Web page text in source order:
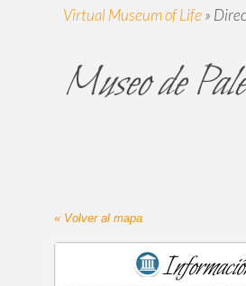
Virtual Museum of Life »
Museo de
« Volver al mapa